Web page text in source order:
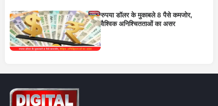
रुपया डॉलर के मुकाबले 8 पैसे कमजोर,
वैश्विक अनिश्चितताओं का असर